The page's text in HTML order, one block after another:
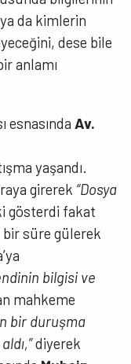
da kimlerin
dese bile
anlamı
esnasında Av.
yaşandı.
girerek “Dosya
gösterdi fakat
bir süre gülerek
bilgisi ve
mahkeme
bir duruşma
diyerek